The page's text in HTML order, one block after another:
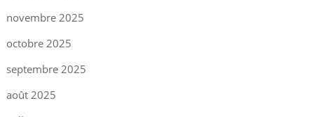
novembre 2025
octobre 2025
septembre 2025
août 2025